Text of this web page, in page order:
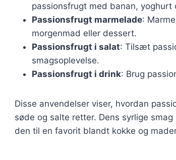
passionsfrugt med banan, yoghurt
Passionsfrugt marmelade:
morgenmad eller dessert.
Passionsfrugt i salat: Tilsæt
smagsoplevelse.
Passionsfrugt i drink: Brug
Disse anvendelser viser, hvordan
søde og salte retter. Dens syrlige
den til en favorit blandt kokke og